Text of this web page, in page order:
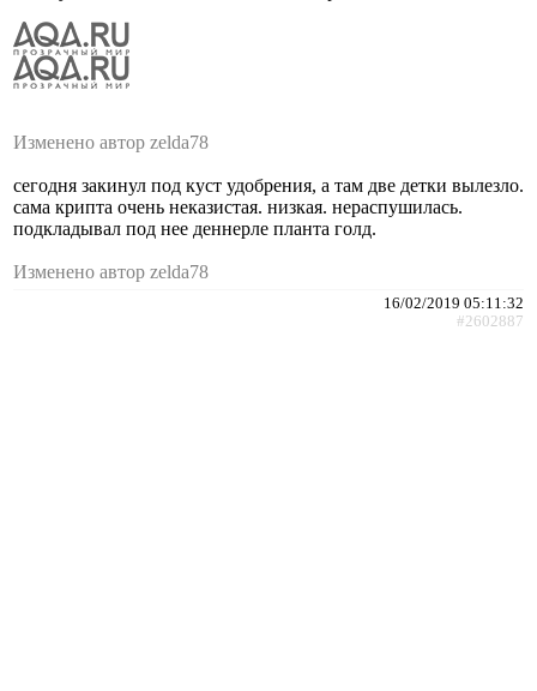
Изменено автор zelda78
сегодня закинул под куст удобрения, а там две детки вылезло.
сама крипта очень неказистая. низкая. нераспушилась.
подкладывал под нее деннерле планта голд.
Изменено автор zelda78
16/02/2019 05:11:32
#2602887